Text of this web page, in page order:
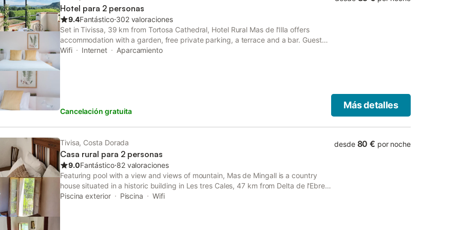
calle. Aunque la propiedad es para no fumadores en su totalidad, existe una
zona designada para fumadores. La zona ofrece oportunidades para practicar
piragüismo, pesca y senderismo. La casa tiene vistas a una calle tranquila y los
huéspedes pueden disfrutar de juegos de mesa, rompecabezas y una zona de
juegos interior para niños.
Hotel para 2 personas
9.4Fantástico⋅302 valoraciones
Set in Tivissa, 39 km from Tortosa Cathedral, Hotel Rural Mas de l'Illa offers
accommodation with a garden, free private parking, a terrace and a bar. Guests
can have a drink at the snack bar.
Wifi Internet Aparcamiento
Cancelación gratuita
Más detalles
Tivisa, Costa Dorada
Casa rural para 2 personas
9.0Fantástico⋅82 valoraciones
Featuring pool with a view and views of mountain, Mas de Mingall is a country
house situated in a historic building in Les tres Cales, 47 km from Delta de l'Ebre.
This property offers access to a terrace, free private parking and free WiFi.
Piscina exterior Piscina Wifi
desde 80 € por noche